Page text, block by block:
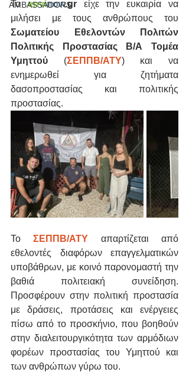
AMBASSADORS
Το envinow.gr είχε την ευκαιρία να
Σωματείου Εθελοντών Πολιτών
Πολιτικής Προστασίας Β/Α Τομέα
Υμηττού (ΣΕΠΠΒ/ΑΤΥ) και να
ενημερωθεί για ζητήματα
δασοπροστασίας και πολιτικής
προστασίας.
Το ΣΕΠΠΒ/ΑΤΥ απαρτίζεται από
εθελοντές διαφόρων επαγγελματικών
υποβάθρων, με κοινό παρονομαστή την
βαθιά πολιτειακή συνείδηση.
Προσφέρουν στην πολιτική προστασία
με δράσεις, προτάσεις και ενέργειες
πίσω από το προσκήνιο, που βοηθούν
στην διαλειτουργικότητα των αρμόδιων
φορέων προστασίας του Υμηττού και
των ανθρώπων γύρω του.